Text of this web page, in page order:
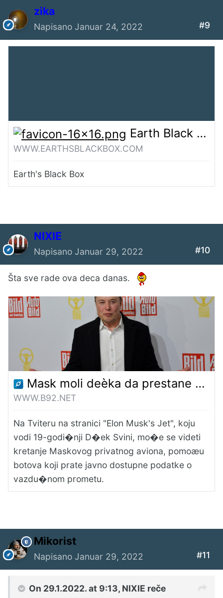
zika
Napisano Januar 24, 2022 #9
Earth Black Box
WWW.EARTHSBLACKBOX.COM
Earth's Black Box
NIXIE
Napisano Januar 29, 2022 #10
Šta sve rade ova deca danas.
Mask moli deèka da prestane da prati njegov privatni avion: "Daæu ti novac"
WWW.B92.NET
Na Tviteru na stranici "Elon Musk's Jet", koju
vodi 19-godi�nji D�ek Svini, mo�e se videti
kretanje Maskovog privatnog aviona, pomoæu
botova koji prate javno dostupne podatke o
vazdu�nom prometu.
Mikorist
Napisano Januar 29, 2022 #11
On 29.1.2022. at 9:13, NIXIE reče